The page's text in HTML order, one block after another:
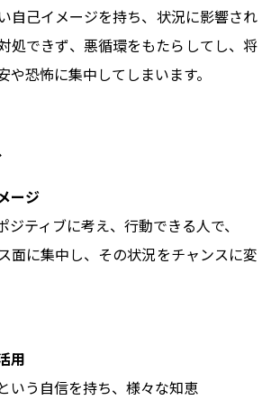
自己イメージを持ち、状況に影響され
処できず、悪循環をもたらしてし、将
や恐怖に集中してしまいます。
ージ
ティブに考え、行動できる人で、
面に集中し、その状況をチャンスに変
用
いう自信を持ち、様々な知恵